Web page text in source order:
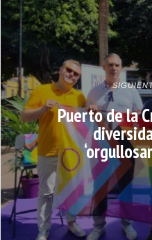
Puerto de la